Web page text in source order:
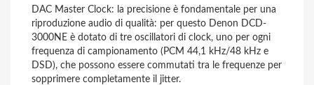
DAC Master Clock: la precisione è fondamentale per una
riproduzione audio di qualità: per questo Denon DCD-
3000NE è dotato di tre oscillatori di clock, uno per ogni
frequenza di campionamento (PCM 44,1 kHz/48 kHz e
DSD), che possono essere commutati tra le frequenze per
sopprimere completamente il jitter.